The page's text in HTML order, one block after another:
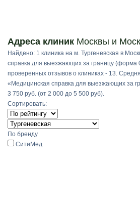
Адреса клиник Москвы и
Найдено: 1 клиника на м. Тургеневская в
справка для выезжающих за границу (форма
проверенных отзывов о клиниках - 13.
«Медицинская справка для выезжающих за
3 750 руб. (от 2 000 до 5 500 руб).
Сортировать:
По бренду
СитиМед